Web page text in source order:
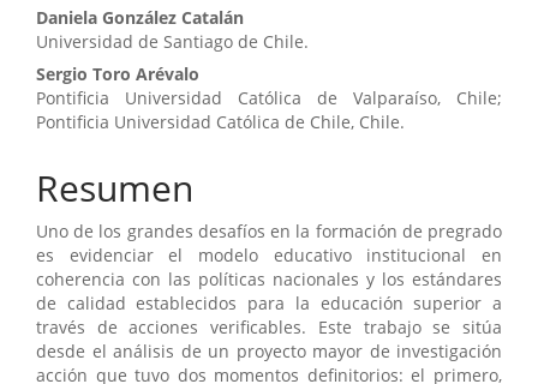
Daniela González Catalán
Universidad de Santiago de Chile.
Sergio Toro Arévalo
Pontificia Universidad Católica de Valparaíso, Chile;
Pontificia Universidad Católica de Chile, Chile.
Resumen
Uno de los grandes desafíos en la formación de pregrado
es evidenciar el modelo educativo institucional en
coherencia con las políticas nacionales y los estándares
de calidad establecidos para la educación superior a
través de acciones verificables. Este trabajo se sitúa
desde el análisis de un proyecto mayor de investigación
acción que tuvo dos momentos definitorios: el primero,